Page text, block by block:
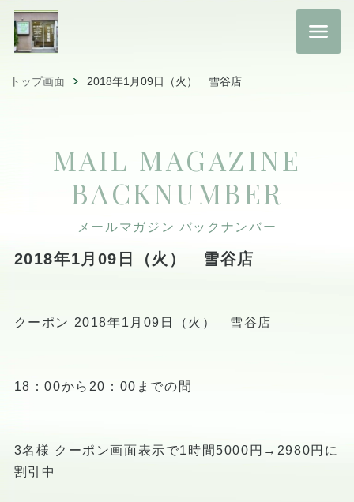
トップ画面 2018年1月09日（火） 雪谷店
MAIL MAGAZINE
BACKNUMBER
メールマガジン バックナンバー
2018年1月09日（火） 雪谷店
クーポン 2018年1月09日（火） 雪谷店
18：00から20：00までの間
3名様 クーポン画面表示で1時間5000円→2980円に
割引中